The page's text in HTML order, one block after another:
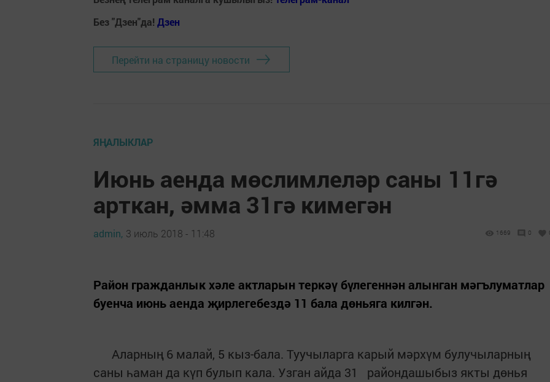
Без "Дзен"да! Дзен
Перейти на страницу новости
ЯҢАЛЫКЛАР
Июнь аенда мөслимлеләр саны 11гә
арткан, әмма 31гә кимегән
admin, 3 июль 2018 - 11:48 1669 0
Район гражданлык хәле актларын теркәү бүлегеннән алынган мәгълуматлар
буенча июнь аенда җирлегебездә 11 бала дөньяга килгән.
Аларның 6 малай, 5 кыз-бала. Туучыларга карый мәрхүм булучыларның
саны һаман да күп булып кала. Узган айда 31 райондашыбыз якты дөнья